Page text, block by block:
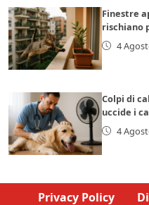
Finestre
rischiano
4
Colpi di
uccide i
4
Privacy Policy